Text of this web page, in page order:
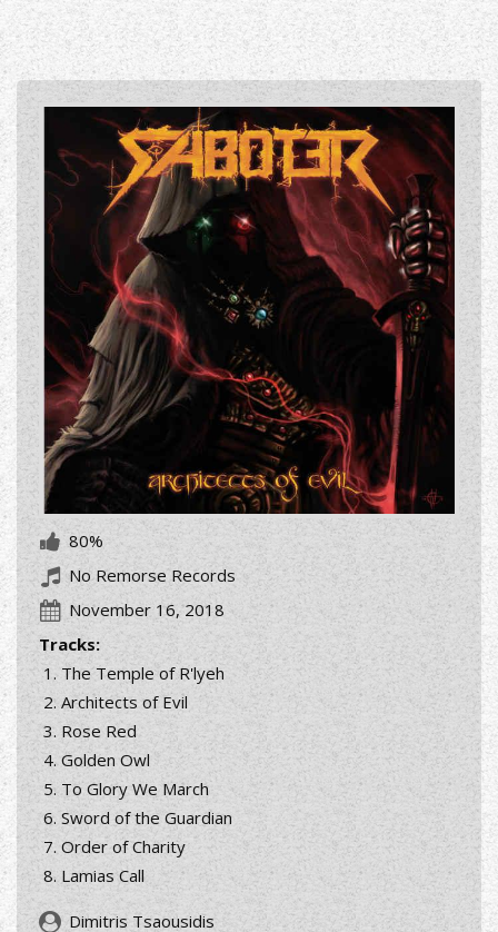
80%
No Remorse Records
November 16, 2018
Tracks:
The Temple of R'lyeh
Architects of Evil
Rose Red
Golden Owl
To Glory We March
Sword of the Guardian
Order of Charity
Lamias Call
Dimitris Tsaousidis